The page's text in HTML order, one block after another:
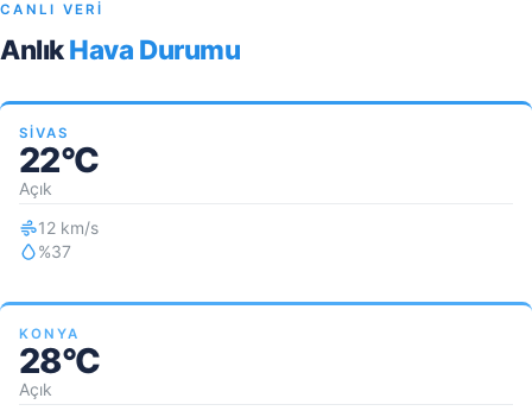
CANLI VERİ
AnlıkHava Durumu
SIVAS
22°C
Açık
12 km/s
%37
KONYA
28°C
Açık